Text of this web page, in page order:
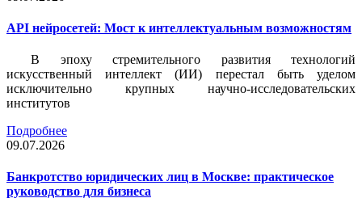
API нейросетей: Мост к интеллектуальным возможностям
В эпоху стремительного развития технологий
искусственный интеллект (ИИ) перестал быть уделом
исключительно крупных научно-исследовательских
институтов
Подробнее
09.07.2026
Банкротство юридических лиц в Москве: практическое
руководство для бизнеса